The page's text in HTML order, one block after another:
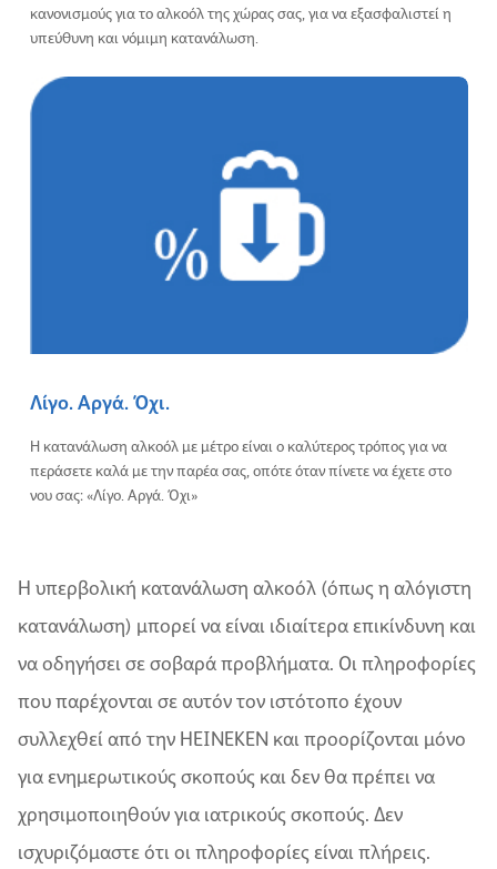
κανονισμούς για το αλκοόλ της χώρας σας, για να εξασφαλιστεί η
υπεύθυνη και νόμιμη κατανάλωση.
Λίγο. Αργά. Όχι.
Η κατανάλωση αλκοόλ με μέτρο είναι ο καλύτερος τρόπος για να
περάσετε καλά με την παρέα σας, οπότε όταν πίνετε να έχετε στο
νου σας: «Λίγο. Αργά. Όχι»
Η υπερβολική κατανάλωση αλκοόλ (όπως η αλόγιστη
κατανάλωση) μπορεί να είναι ιδιαίτερα επικίνδυνη και
να οδηγήσει σε σοβαρά προβλήματα. Οι πληροφορίες
που παρέχονται σε αυτόν τον ιστότοπο έχουν
συλλεχθεί από την HEINEKEN και προορίζονται μόνο
για ενημερωτικούς σκοπούς και δεν θα πρέπει να
χρησιμοποιηθούν για ιατρικούς σκοπούς. Δεν
ισχυριζόμαστε ότι οι πληροφορίες είναι πλήρεις.